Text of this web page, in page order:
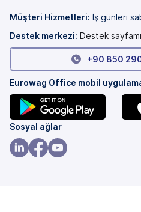
Müşteri Hizmetleri: İş günleri
Destek merkezi: Destek
+90 850
Eurowag Office mobil
(yeni
bir
sekmede)
Sosyal ağlar